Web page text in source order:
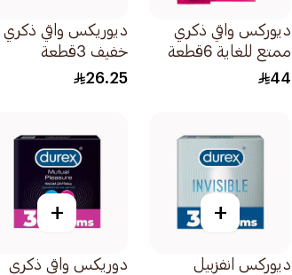
ديوركس واقي ذكري
ممتع للغاية 6قطعة
44
ديوريكس واقي ذكري
خفيف 3قطعة
26.25
+
ديوركس انفزبيل
+
دوريكس واقي ذكري